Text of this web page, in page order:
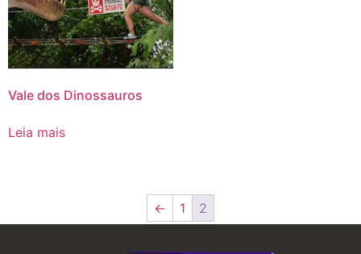
Vale dos Dinossauros
Leia mais
← 1 2